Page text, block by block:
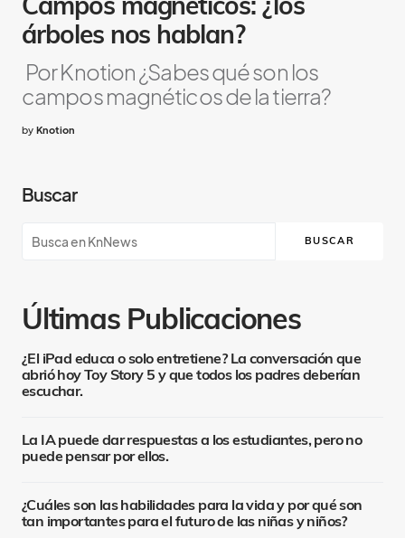
Campos magnéticos: ¿los
árboles nos hablan?
Por Knotion ¿Sabes qué son los
campos magnéticos de la tierra?
by Knotion
Buscar
BUSCAR
Últimas Publicaciones
¿El iPad educa o solo entretiene? La conversación que
abrió hoy Toy Story 5 y que todos los padres deberían
escuchar.
La IA puede dar respuestas a los estudiantes, pero no
puede pensar por ellos.
¿Cuáles son las habilidades para la vida y por qué son
tan importantes para el futuro de las niñas y niños?